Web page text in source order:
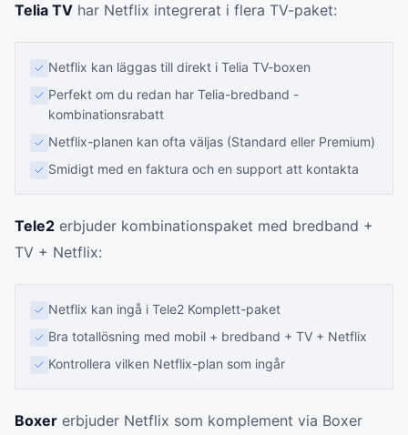
Telia TV har Netflix integrerat i flera TV-paket:
Netflix kan läggas till direkt i Telia TV-boxen
Perfekt om du redan har Telia-bredband -
kombinationsrabatt
Netflix-planen kan ofta väljas (Standard eller Premium)
Smidigt med en faktura och en support att kontakta
Tele2 erbjuder kombinationspaket med bredband +
TV + Netflix:
Netflix kan ingå i Tele2 Komplett-paket
Bra totallösning med mobil + bredband + TV + Netflix
Kontrollera vilken Netflix-plan som ingår
Boxer erbjuder Netflix som komplement via Boxer